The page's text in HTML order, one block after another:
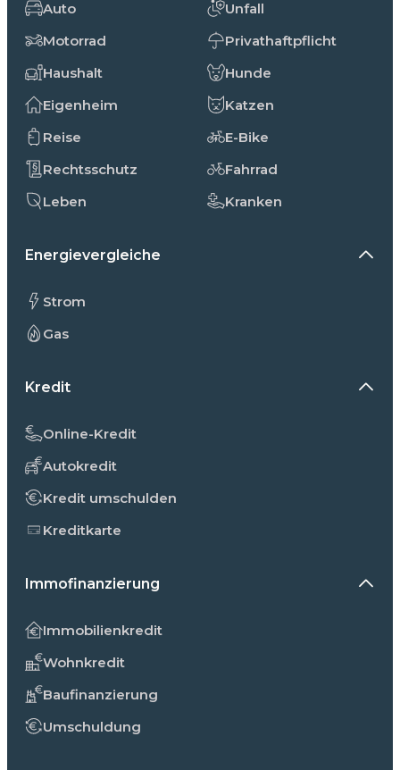
Auto
Motorrad
Haushalt
Eigenheim
Reise
Rechtsschutz
Leben
Unfall
Privathaftpflicht
Hunde
Katzen
E-Bike
Fahrrad
Kranken
Energievergleiche
Strom
Gas
Kredit
Online-Kredit
Autokredit
Kredit umschulden
Kreditkarte
Immofinanzierung
Immobilienkredit
Wohnkredit
Baufinanzierung
Umschuldung